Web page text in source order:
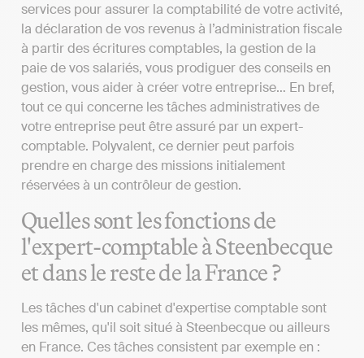
services pour assurer la comptabilité de votre activité,
la déclaration de vos revenus à l’administration fiscale
à partir des écritures comptables, la gestion de la
paie de vos salariés, vous prodiguer des conseils en
gestion, vous aider à créer votre entreprise… En bref,
tout ce qui concerne les tâches administratives de
votre entreprise peut être assuré par un expert-
comptable. Polyvalent, ce dernier peut parfois
prendre en charge des missions initialement
réservées à un contrôleur de gestion.
Quelles sont les fonctions de
l'expert-comptable à Steenbecque
et dans le reste de la France ?
Les tâches d'un cabinet d'expertise comptable sont
les mêmes, qu'il soit situé à Steenbecque ou ailleurs
en France. Ces tâches consistent par exemple en :